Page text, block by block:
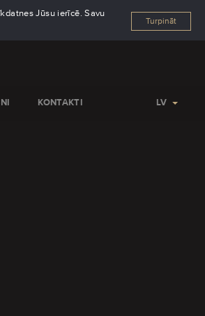
Jūsu ierīcē. Savu
Turpināt
KONTAKTI LV